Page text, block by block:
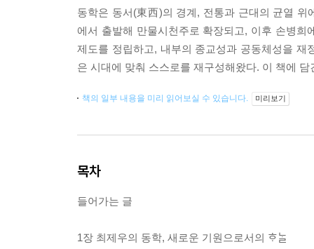
동학은 동서(東西)의 경계, 전통과 근대의 균열
에서 출발해 만물시천주로 확장되고, 이후 손병
제도를 정립하고, 내부의 종교성과 공동체성을
은 시대에 맞춰 스스로를 재구성해왔다. 이 책에
책의 일부 내용을 미리 읽어보실 수 있습니다. 미리보기
목차
들어가는 글
1장 최제우의 동학, 새로운 기원으로서의 ᄒᆞᄂᆞᆯ